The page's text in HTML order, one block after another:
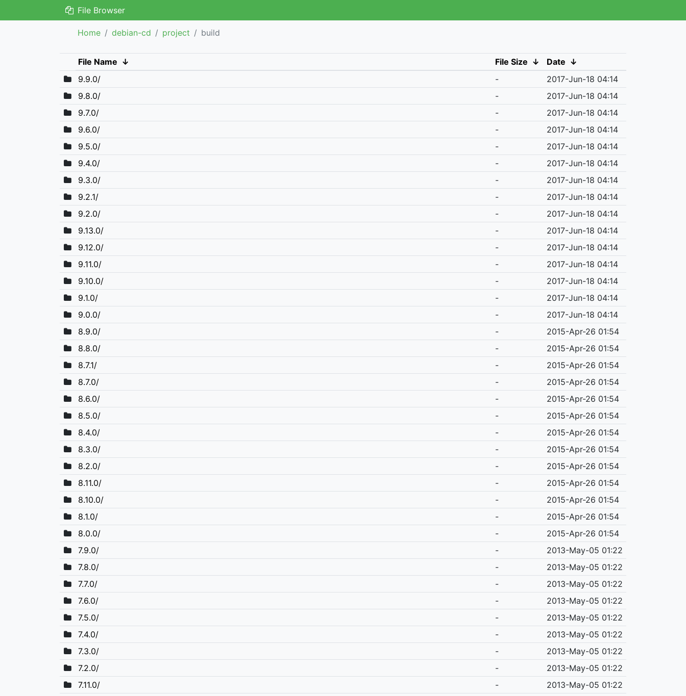
File Browser
Home debian-cd project build
File Name ↓ File Size ↓ Date ↓
9.9.0/
-
2017-Jun-18 04:14
9.8.0/
-
2017-Jun-18 04:14
9.7.0/
-
2017-Jun-18 04:14
9.6.0/
-
2017-Jun-18 04:14
9.5.0/
-
2017-Jun-18 04:14
9.4.0/
-
2017-Jun-18 04:14
9.3.0/
-
2017-Jun-18 04:14
9.2.1/
-
2017-Jun-18 04:14
9.2.0/
-
2017-Jun-18 04:14
9.13.0/
-
2017-Jun-18 04:14
9.12.0/
-
2017-Jun-18 04:14
9.11.0/
-
2017-Jun-18 04:14
9.10.0/
-
2017-Jun-18 04:14
9.1.0/
-
2017-Jun-18 04:14
9.0.0/
-
2017-Jun-18 04:14
8.9.0/
-
2015-Apr-26 01:54
8.8.0/
-
2015-Apr-26 01:54
8.7.1/
-
2015-Apr-26 01:54
8.7.0/
-
2015-Apr-26 01:54
8.6.0/
-
2015-Apr-26 01:54
8.5.0/
-
2015-Apr-26 01:54
8.4.0/
-
2015-Apr-26 01:54
8.3.0/
-
2015-Apr-26 01:54
8.2.0/
-
2015-Apr-26 01:54
8.11.0/
-
2015-Apr-26 01:54
8.10.0/
-
2015-Apr-26 01:54
8.1.0/
-
2015-Apr-26 01:54
8.0.0/
-
2015-Apr-26 01:54
7.9.0/
-
2013-May-05 01:22
7.8.0/
-
2013-May-05 01:22
7.7.0/
-
2013-May-05 01:22
7.6.0/
-
2013-May-05 01:22
7.5.0/
-
2013-May-05 01:22
7.4.0/
-
2013-May-05 01:22
7.3.0/
-
2013-May-05 01:22
7.2.0/
-
2013-May-05 01:22
7.11.0/
-
2013-May-05 01:22